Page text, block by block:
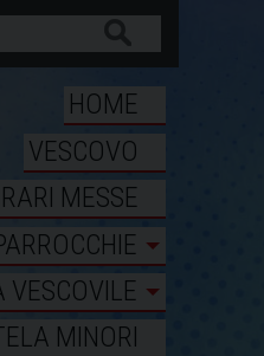
HOME
VESCOVO
MESSE
VESCOVILE
MINORI